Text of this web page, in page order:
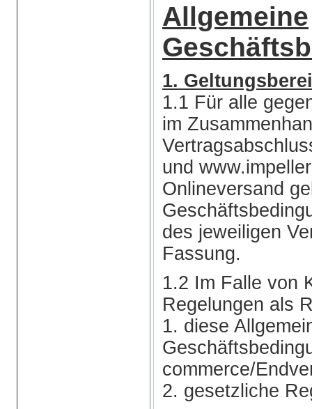
Allgemeine
1.
1.1 Für alle
im
und
Onlineversand
des jeweiligen
Fassung.
1.2 Im Falle von
Regelungen als
1. diese
commerce/
2. gesetzliche